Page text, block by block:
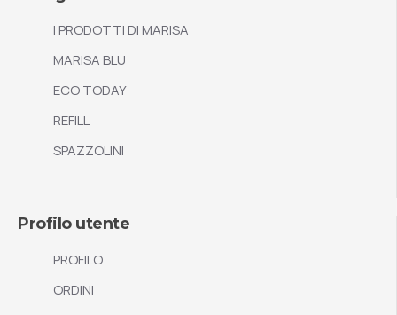
I PRODOTTI DI MARISA
MARISA BLU
ECO TODAY
REFILL
SPAZZOLINI
Profilo utente
PROFILO
ORDINI